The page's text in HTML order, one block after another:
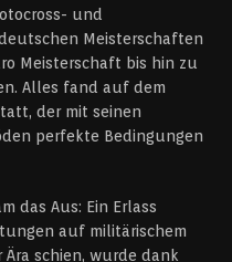
und
Meisterschaften
Meisterschaft bis hin zu
Alles fand auf dem
der mit seinen
perfekte Bedingungen
das Aus: Ein Erlass
auf militärischem
Ära schien, wurde dank